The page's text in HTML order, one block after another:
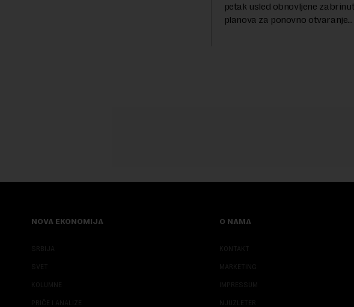
petak usled obnovljene
planova za ponovno otvaranje
NOVA EKONOMIJA
SRBIJA
SVET
KOLUMNE
PRIČE I ANALIZE
O NAMA
KONTAKT
MARKETING
IMPRESSUM
NJUZLETER